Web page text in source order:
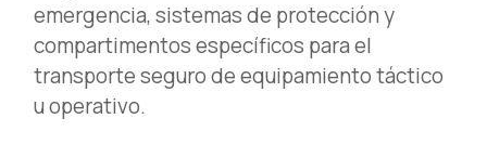
emergencia, sistemas de protección y
compartimentos específicos para el
transporte seguro de equipamiento táctico
u operativo.